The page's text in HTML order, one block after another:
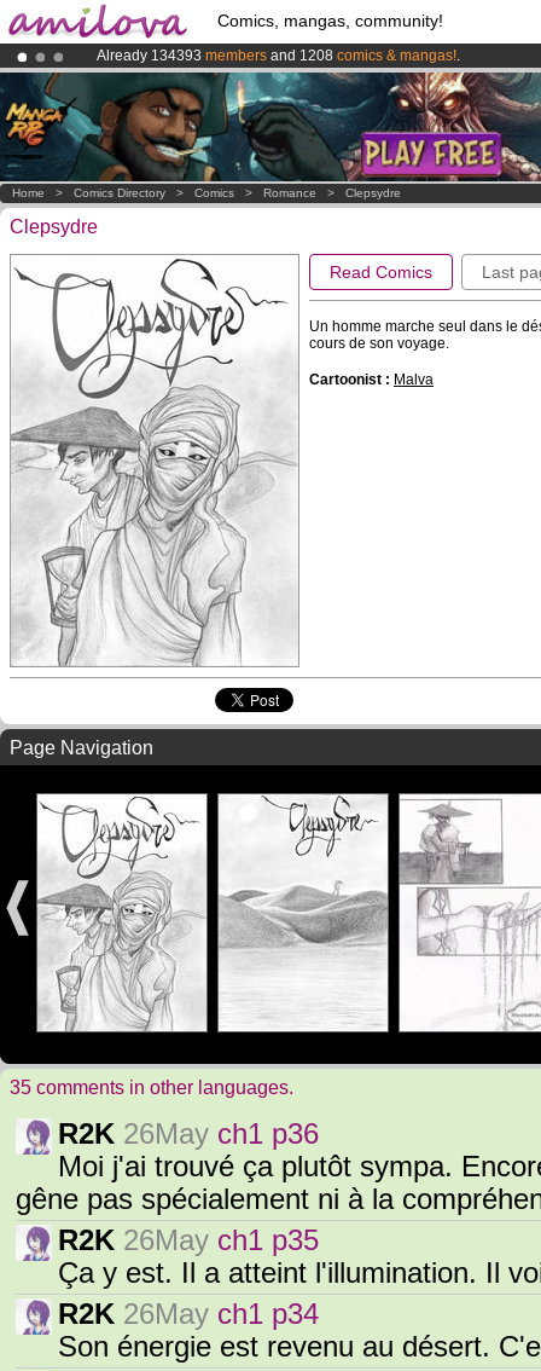
Comics, mangas, community!
Already 134393 members and 1208 comics & mangas!.
Premium membership from3.95 eurosper month !Get membership
AmilovaKickstarter is now LIVE!.
Home > Comics Directory > Comics > Romance > Clepsydre
Clepsydre
Read Comics Last
Un homme marche seul dans le
cours de son voyage.
Cartoonist : Malva
Page Navigation
35 comments in other languages.
R2K 26May ch1 p36
Moi j'ai trouvé ça plutôt sympa.
gêne pas spécialement ni à la
R2K 26May ch1 p35
Ça y est. Il a atteint l'illumination. Il
R2K 26May ch1 p34
Son énergie est revenu au désert.